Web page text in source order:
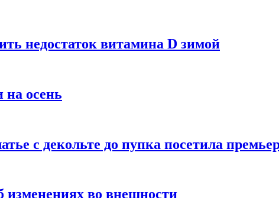
недостаток витамина D зимой
осень
с декольте до пупка посетила
изменениях во внешности